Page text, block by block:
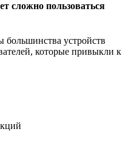
сложно пользоваться
устройств
которые привыкли к